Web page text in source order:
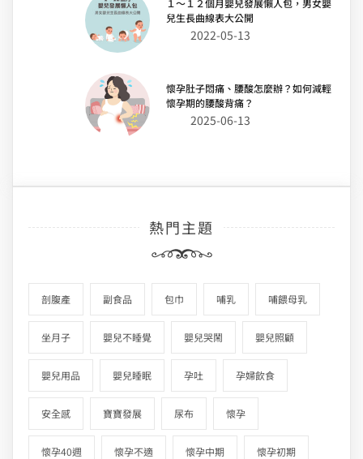
兒生長曲線表大公開
2022-05-13
懷孕肚子悶痛、腰酸怎麼辦？如何減輕
懷孕期的腰酸背痛？
2025-06-13
熱門主題
剖腹產 副食品 包巾 哺乳 哺餵母乳
坐月子 嬰兒不睡覺 嬰兒哭鬧 嬰兒照顧
嬰兒用品 嬰兒睡眠 孕吐 孕婦飲食
安全感 寶寶發展 尿布 懷孕
懷孕40週 懷孕不適 懷孕中期 懷孕初期